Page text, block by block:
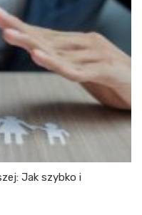
Jak szybko i